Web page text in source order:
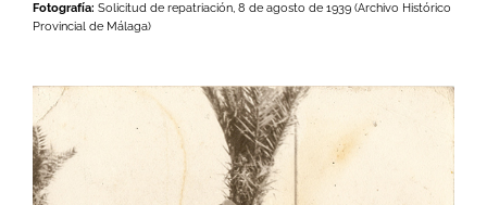
Fotografía: Solicitud de repatriación, 8 de agosto de 1939 (Archivo Histórico
Provincial de Málaga)